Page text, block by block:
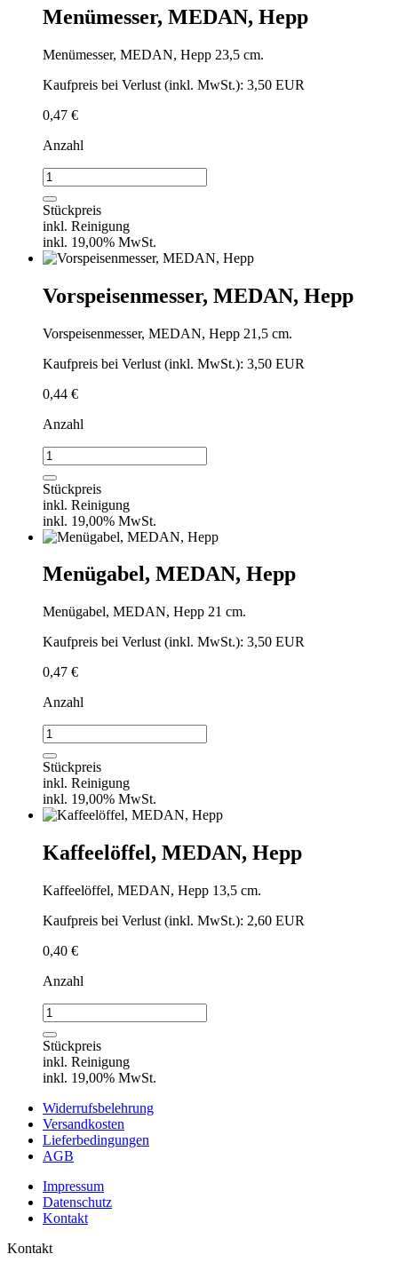
Menümesser, MEDAN, Hepp
Menümesser, MEDAN, Hepp 23,5 cm.
Kaufpreis bei Verlust (inkl. MwSt.): 3,50 EUR
0,47 €
Anzahl
Menümesser,
MEDAN,
Hepp
Menge
Stückpreis
inkl. Reinigung
inkl. 19,00% MwSt.
Vorspeisenmesser, MEDAN, Hepp
Vorspeisenmesser, MEDAN, Hepp 21,5 cm.
Kaufpreis bei Verlust (inkl. MwSt.): 3,50 EUR
0,44 €
Anzahl
Vorspeisenmesser,
MEDAN,
Hepp
Menge
Stückpreis
inkl. Reinigung
inkl. 19,00% MwSt.
Menügabel, MEDAN, Hepp
Menügabel, MEDAN, Hepp 21 cm.
Kaufpreis bei Verlust (inkl. MwSt.): 3,50 EUR
0,47 €
Anzahl
Menügabel,
MEDAN,
Hepp
Menge
Stückpreis
inkl. Reinigung
inkl. 19,00% MwSt.
Kaffeelöffel, MEDAN, Hepp
Kaffeelöffel, MEDAN, Hepp 13,5 cm.
Kaufpreis bei Verlust (inkl. MwSt.): 2,60 EUR
0,40 €
Anzahl
Kaffeelöffel,
MEDAN,
Hepp
Menge
Stückpreis
inkl. Reinigung
inkl. 19,00% MwSt.
Widerrufsbelehrung
Versandkosten
Lieferbedingungen
AGB
Impressum
Datenschutz
Kontakt
Kontakt